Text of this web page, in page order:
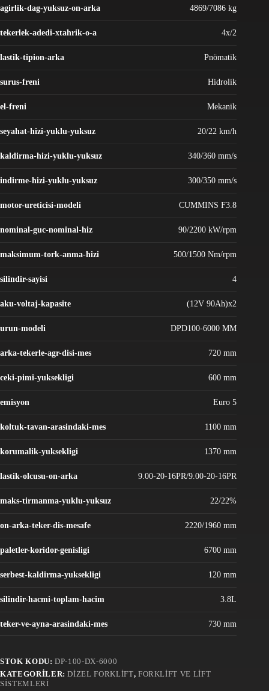
agirlik-dag-yuksuz-on-arka 4869/7086 kg
tekerlek-adedi-xtahrik-o-a 4x/2
lastik-tipion-arka Pnömatik
surus-freni Hidrolik
el-freni Mekanik
seyahat-hizi-yuklu-yuksuz 20/22 km/h
kaldirma-hizi-yuklu-yuksuz 340/360 mm/s
indirme-hizi-yuklu-yuksuz 300/350 mm/s
motor-ureticisi-modeli CUMMINS F3.8
nominal-guc-nominal-hiz 90/2200 kW/rpm
maksimum-tork-anma-hizi 500/1500 Nm/rpm
silindir-sayisi 4
aku-voltaj-kapasite (12V 90Ah)x2
urun-modeli DPD100-6000 MM
arka-tekerle-agr-disi-mes 720 mm
ceki-pimi-yuksekligi 600 mm
emisyon Euro 5
koltuk-tavan-arasindaki-mes 1100 mm
korumalik-yuksekligi 1370 mm
lastik-olcusu-on-arka 9.00-20-16PR/9.00-20-16PR
maks-tirmanma-yuklu-yuksuz 22/22%
on-arka-teker-dis-mesafe 2220/1960 mm
paletler-koridor-genisligi 6700 mm
serbest-kaldirma-yuksekligi 120 mm
silindir-hacmi-toplam-hacim 3.8L
teker-ve-ayna-arasindaki-mes 730 mm
STOK KODU:DP-100-DX-6000
KATEGORILER:DIZEL FORKLIFT, FORKLIFT VE LIFT
SISTEMLERI